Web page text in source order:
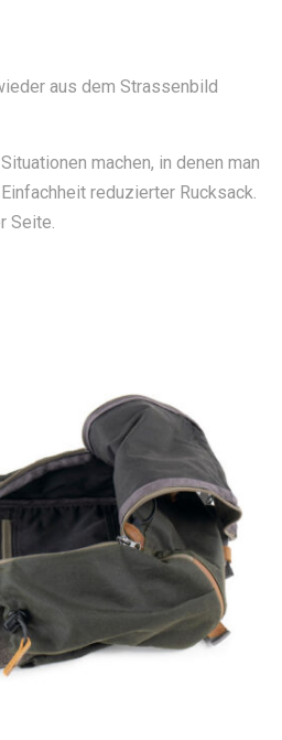
aus dem Strassenbild
machen, in denen man
reduzierter Rucksack.
Seite.